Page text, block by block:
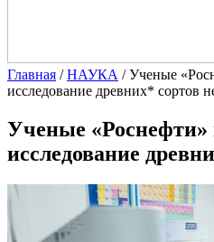
Главная /НАУКА /Ученые
исследование древних* сортов
Ученые «Роснефти»
исследование